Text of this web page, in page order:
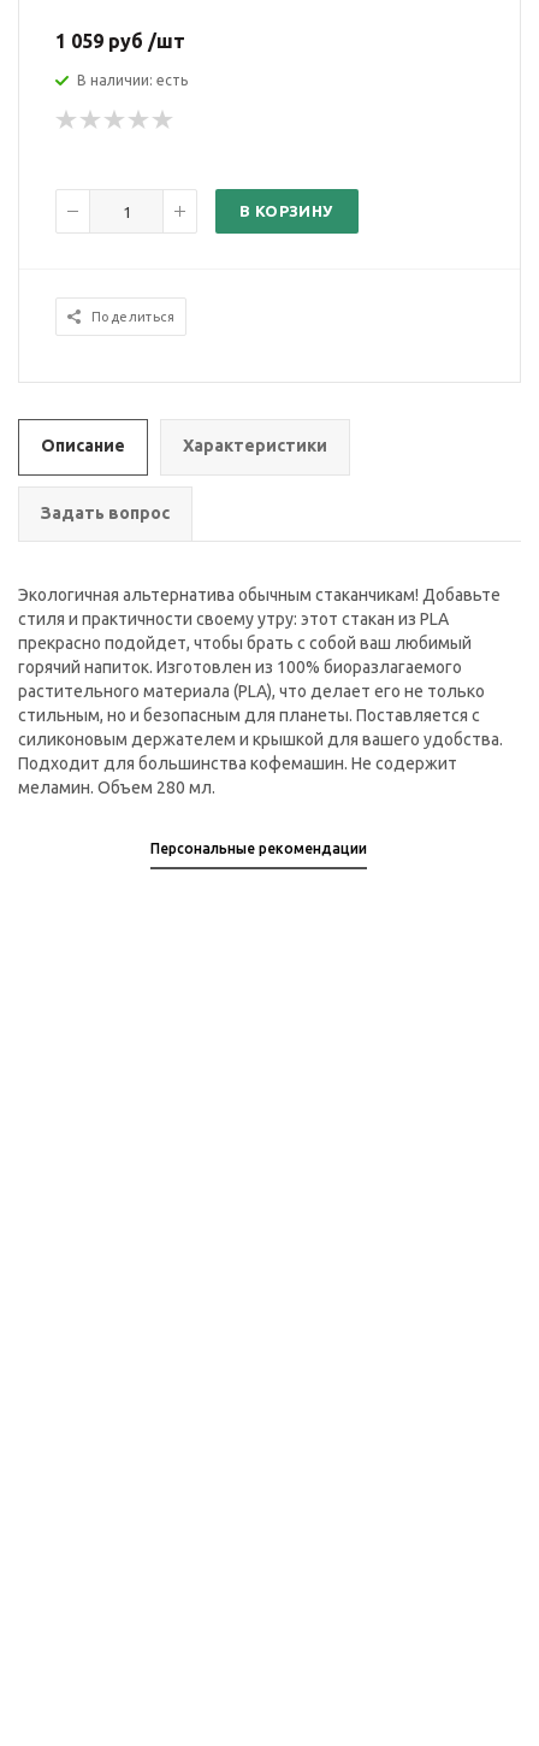
1 059 руб /шт
В наличии: есть
В КОРЗИНУ
Поделиться
Описание Характеристики
Задать вопрос
Экологичная альтернатива обычным стаканчикам! Добавьте
стиля и практичности своему утру: этот стакан из PLA
прекрасно подойдет, чтобы брать с собой ваш любимый
горячий напиток. Изготовлен из 100% биоразлагаемого
растительного материала (PLA), что делает его не только
стильным, но и безопасным для планеты. Поставляется с
силиконовым держателем и крышкой для вашего удобства.
Подходит для большинства кофемашин. Не содержит
меламин. Объем 280 мл.
Персональные рекомендации